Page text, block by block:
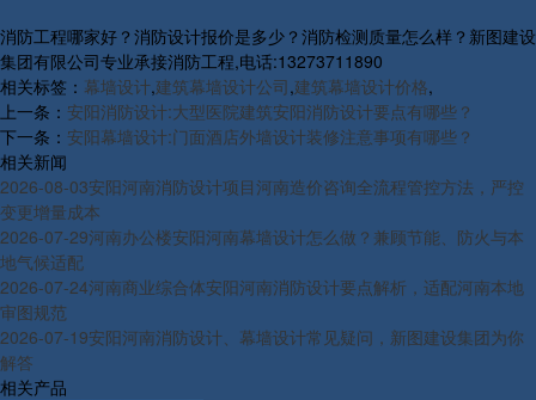
消防工程哪家好？消防设计报价是多少？消防检测质量怎么样？新图建设
集团有限公司专业承接消防工程,电话:13273711890
相关标签： 幕墙设计,建筑幕墙设计公司,建筑幕墙设计价格,
上一条： 安阳消防设计:大型医院建筑安阳消防设计要点有哪些？
下一条： 安阳幕墙设计:门面酒店外墙设计装修注意事项有哪些？
相关新闻
2026-08-03安阳河南消防设计项目河南造价咨询全流程管控方法，严控
变更增量成本
2026-07-29河南办公楼安阳河南幕墙设计怎么做？兼顾节能、防火与本
地气候适配
2026-07-24河南商业综合体安阳河南消防设计要点解析，适配河南本地
审图规范
2026-07-19安阳河南消防设计、幕墙设计常见疑问，新图建设集团为你
解答
相关产品